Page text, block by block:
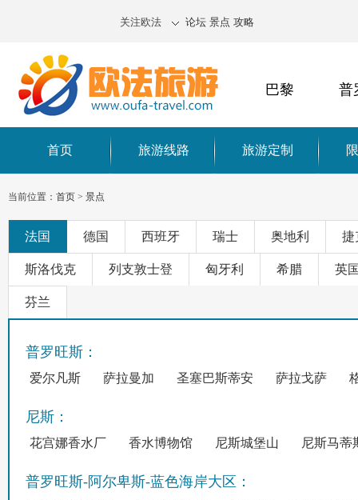
关注欧法 论坛 景点 攻略
巴黎 普
首页 旅游线路 旅游定制
当前位置： 首页 > 景点
法国 德国 西班牙 瑞士 奥地利 捷
斯洛伐克 列支敦士登 匈牙利 希腊 英
芬兰
普罗旺斯：
爱尔凡斯 萨拉曼加 圣塞巴斯蒂安 萨拉戈萨
尼斯：
花宫娜香水厂 香水博物馆 尼斯城堡山 尼斯马蒂
普罗旺斯-阿尔卑斯-蓝色海岸大区：